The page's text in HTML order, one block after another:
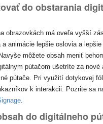
do obstarania
obrazovkách má oveľa vyšší
animácie lepšie oslovia a
môžete obsah meniť
pútačom ušetríte za nové
pútače. Pri využití dotykovej
k interakcii. Pozrite sa
.
do digitálneho